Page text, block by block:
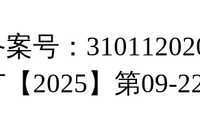
号：
2025】第09-